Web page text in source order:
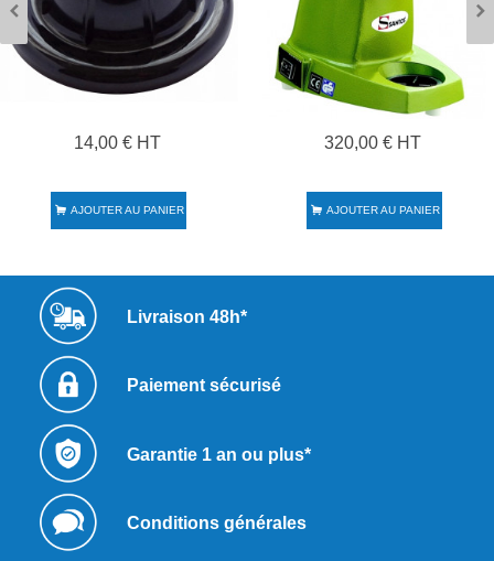
14,00 € HT
AJOUTER AU PANIER
320,00 € HT
AJOUTER AU PANIER
Livraison 48h*
Paiement sécurisé
Garantie 1 an ou plus*
Conditions générales